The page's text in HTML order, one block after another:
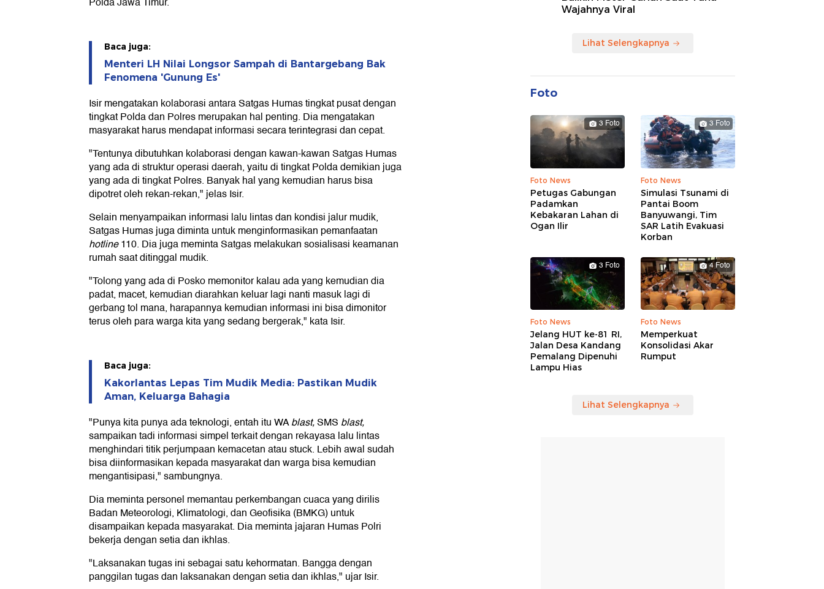
Baca juga:
Menteri LH Nilai Longsor Sampah di Bantargebang Bak
Fenomena 'Gunung Es'
Isir mengatakan kolaborasi antara Satgas Humas tingkat pusat dengan
tingkat Polda dan Polres merupakan hal penting. Dia mengatakan
masyarakat harus mendapat informasi secara terintegrasi dan cepat.
"Tentunya dibutuhkan kolaborasi dengan kawan-kawan Satgas Humas
yang ada di struktur operasi daerah, yaitu di tingkat Polda demikian juga
yang ada di tingkat Polres. Banyak hal yang kemudian harus bisa
dipotret oleh rekan-rekan," jelas Isir.
Selain menyampaikan informasi lalu lintas dan kondisi jalur mudik,
Satgas Humas juga diminta untuk menginformasikan pemanfaatan
hotline110. Dia juga meminta Satgas melakukan sosialisasi keamanan
rumah saat ditinggal mudik.
"Tolong yang ada di Posko memonitor kalau ada yang kemudian dia
padat, macet, kemudian diarahkan keluar lagi nanti masuk lagi di
gerbang tol mana, harapannya kemudian informasi ini bisa dimonitor
terus oleh para warga kita yang sedang bergerak," kata Isir.
Baca juga:
Kakorlantas Lepas Tim Mudik Media: Pastikan Mudik
Aman, Keluarga Bahagia
"Punya kita punya ada teknologi, entah itu WAblast,SMS blast,
sampaikan tadi informasi simpel terkait dengan rekayasa lalu lintas
menghindari titik perjumpaan kemacetan atau stuck. Lebih awal sudah
bisa diinformasikan kepada masyarakat dan warga bisa kemudian
mengantisipasi," sambungnya.
Dia meminta personel memantau perkembangan cuaca yang dirilis
Badan Meteorologi, Klimatologi, dan Geofisika (BMKG) untuk
disampaikan kepada masyarakat. Dia meminta jajaran Humas Polri
bekerja dengan setia dan ikhlas.
"Laksanakan tugas ini sebagai satu kehormatan. Bangga dengan
panggilan tugas dan laksanakan dengan setia dan ikhlas," ujar Isir.
Wajahnya Viral
Lihat Selengkapnya
Foto
3 Foto
Foto News
Petugas Gabungan
Padamkan
Kebakaran Lahan di
Ogan Ilir
3 Foto
Foto News
Simulasi Tsunami di
Pantai Boom
Banyuwangi, Tim
SAR Latih Evakuasi
Korban
3 Foto
Foto News
Jelang HUT ke-81 RI,
Jalan Desa Kandang
Pemalang Dipenuhi
Lampu Hias
4 Foto
Foto News
Memperkuat
Konsolidasi Akar
Rumput
Lihat Selengkapnya